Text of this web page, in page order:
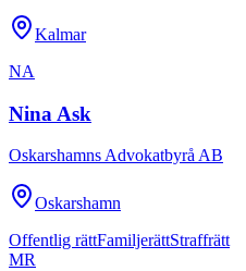
Kalmar
NA
Nina Ask
Oskarshamns Advokatbyrå AB
Oskarshamn
Offentlig rättFamiljerättStraffrätt
MR